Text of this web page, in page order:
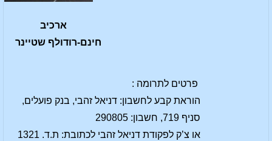
ארכיב
חינם-רודולף שטיינר
פרטים לתרומה :
הוראת קבע לחשבון: דניאל זהבי, בנק פועלים,
סניף 719, חשבון: 290805
או צ’ק לפקודת דניאל זהבי לכתובת: ת.ד. 1321